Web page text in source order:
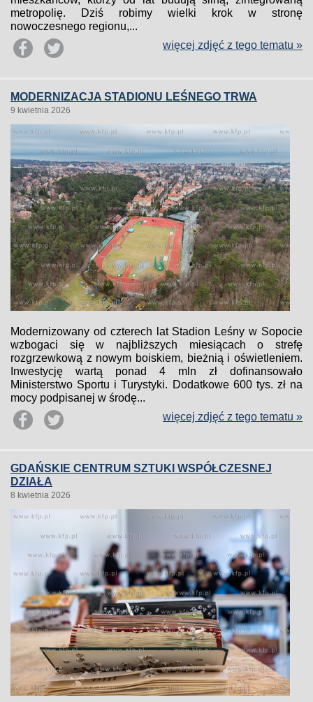
metropolię. Dziś robimy wielki krok w stronę
nowoczesnego regionu,...
więcej zdjęć z tego tematu »
MODERNIZACJA STADIONU LEŚNEGO TRWA
9 kwietnia 2026
Modernizowany od czterech lat Stadion Leśny w Sopocie
wzbogaci się w najbliższych miesiącach o strefę
rozgrzewkową z nowym boiskiem, bieżnią i oświetleniem.
Inwestycję wartą ponad 4 mln zł dofinansowało
Ministerstwo Sportu i Turystyki. Dodatkowe 600 tys. zł na
mocy podpisanej w środę...
więcej zdjęć z tego tematu »
GDAŃSKIE CENTRUM SZTUKI WSPÓŁCZESNEJ
DZIAŁA
8 kwietnia 2026